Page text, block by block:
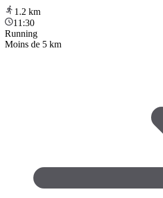
1.2 km
11:30
Running
Moins de 5 km